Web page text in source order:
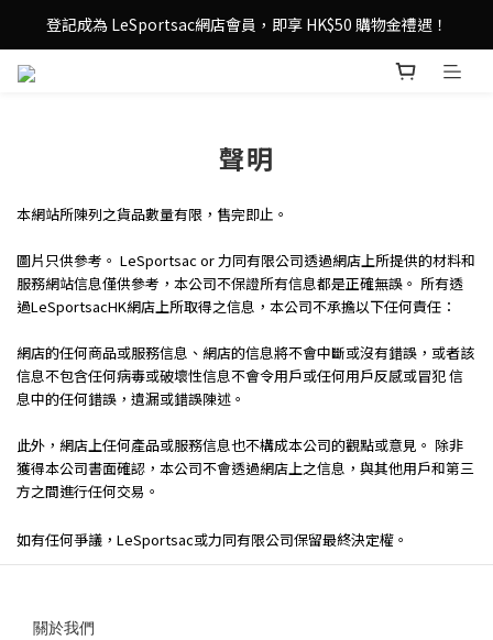
登記成為 LeSportsac網店會員，即享 HK$50 購物金禮遇！
登記成為 LeSportsac網店會員，即享 HK$50 購物金禮遇！
滿 $800尊享港澳免費送貨，購物從此更輕鬆自在！
聲明
本網站所陳列之貨品數量有限，售完即止。
圖片只供參考。 LeSportsac or 力同有限公司透過網店上所提供的材料和
服務網站信息僅供參考，本公司不保證所有信息都是正確無誤。 所有透
過LeSportsacHK網店上所取得之信息，本公司不承擔以下任何責任：
網店的任何商品或服務信息、網店的信息將不會中斷或沒有錯誤，或者該
信息不包含任何病毒或破壞性信息不會令用戶或任何用戶反感或冒犯 信
息中的任何錯誤，遺漏或錯誤陳述。
此外，網店上任何產品或服務信息也不構成本公司的觀點或意見。 除非
獲得本公司書面確認，本公司不會透過網店上之信息，與其他用戶和第三
方之間進行任何交易。
如有任何爭議，LeSportsac或力同有限公司保留最終決定權。
關於我們